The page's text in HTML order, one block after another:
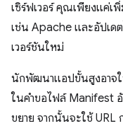
เซิร์ฟเวอร์ คุณเพียงแค่เ
เช่น Apache และอัปเ
เวอร์ชันใหม่
นักพัฒนาแอปขั้นสูงอาจใช้
ในคําขอไฟล์ Manifest
ขยาย จากนั้นจะใช้ URL